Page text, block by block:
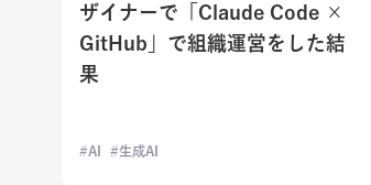
ザイナーで「Claude Code ×
GitHub」で組織運営をした結
果
AI 生成AI